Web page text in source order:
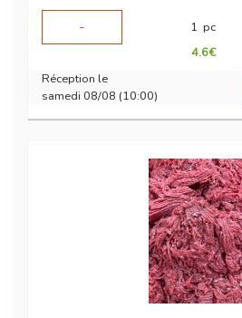
-
1 pc
4.6€
Réception le
samedi 08/08 (10:00)